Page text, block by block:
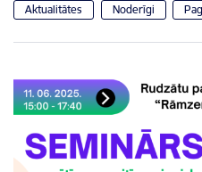
Aktualitātes Noderīgi